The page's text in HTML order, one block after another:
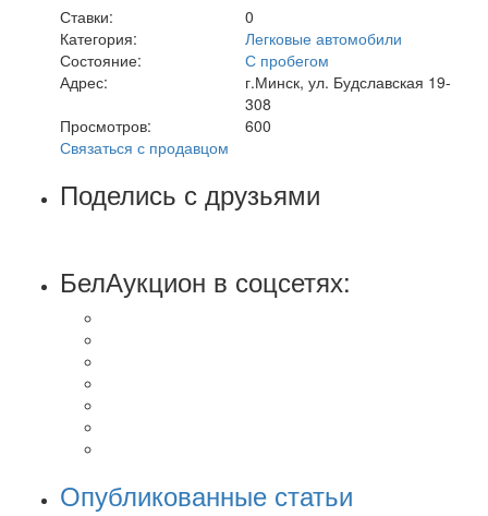
Ставки:
0
Категория:
Легковые автомобили
Состояние:
С пробегом
Адрес:
г.Минск, ул. Будславская 19-
308
Просмотров:
600
Связаться с продавцом
Поделись с друзьями
БелАукцион в соцсетях:
Опубликованные статьи